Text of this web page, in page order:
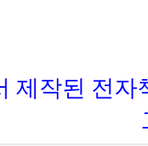
제작된 전자